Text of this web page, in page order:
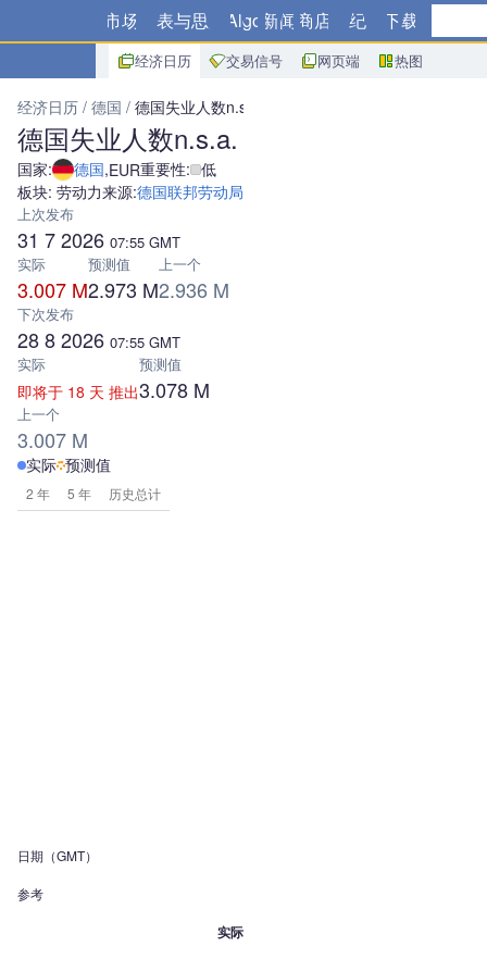
市场 图表与思路 Algo 新闻 商店 经纪商 下载
经济日历 交易信号 网页端 热图
经济日历 德国 德国失业人数n.s.a.
德国失业人数n.s.a.
国家: 德国,EUR重要性: 低
板块: 劳动力来源:德国联邦劳动局
上次发布
31 7 2026 07:55 GMT
实际
3.007 M
预测值
2.973 M
上一个
2.936 M
下次发布
28 8 2026 07:55 GMT
实际
即将于 18 天 推出
预测值
3.078 M
上一个
3.007 M
实际 预测值
2 年 5 年 历史总计
日期（GMT）
参考
实际